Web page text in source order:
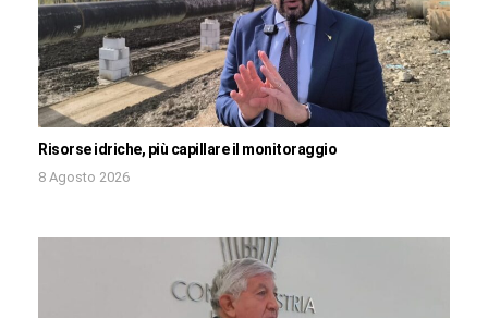
Risorse idriche, più capillare il monitoraggio
8 Agosto 2026